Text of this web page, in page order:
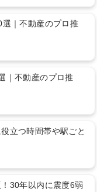
｜不動産のプロ推
｜不動産のプロ推
立つ時間帯や駅ごと
30年以内に震度6弱